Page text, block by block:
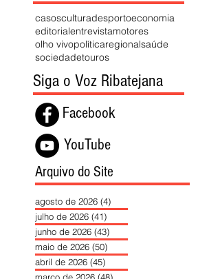
casosculturadesportoeconomia
editorialentrevistamotores
olho vivopolíticaregionalsaúde
sociedadetouros
Siga o Voz Ribatejana
Facebook
YouTube
Arquivo do Site
agosto de 2026 (4)
julho de 2026 (41)
junho de 2026 (43)
maio de 2026 (50)
abril de 2026 (45)
março de 2026 (48)